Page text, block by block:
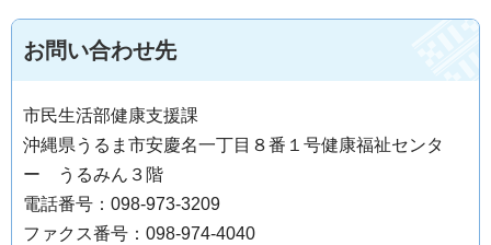
お問い合わせ先
市民生活部健康支援課
沖縄県うるま市安慶名一丁目８番１号健康福祉センタ
ー うるみん３階
電話番号：098-973-3209
ファクス番号：098-974-4040